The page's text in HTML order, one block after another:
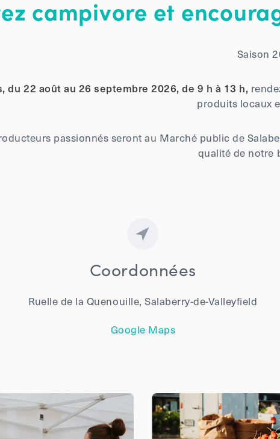
campivore et
Saison
du 22 août au 26 septembre 2026, de 9 h à 13 h,
produits locaux
passionnés seront au Marché public de
qualité de notre
Coordonnées
Ruelle de la Quenouille, Salaberry-de-Valleyfield
Google Maps